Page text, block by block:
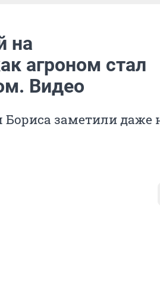
на
агроном стал
Видео
заметили даже